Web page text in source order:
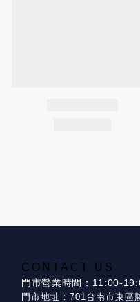
CONTACT US
門市營業時間：11:00-
門市地址：701台南市東區